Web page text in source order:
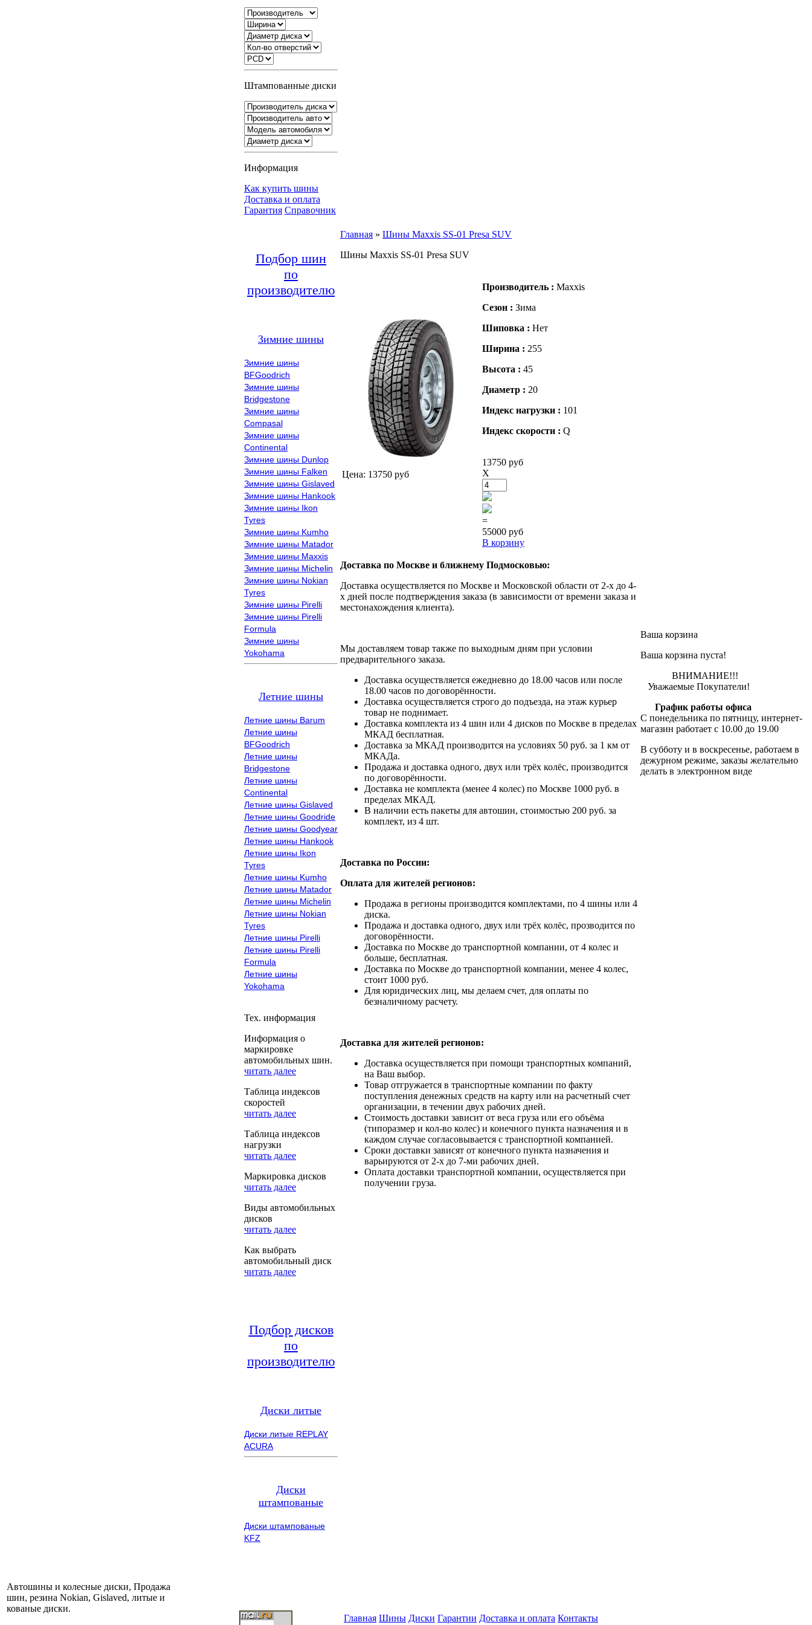
Штампованные диски
Информация
Как купить шины
Доставка и оплата
Гарантия Справочник
Подбор шин
по
производителю
Зимние шины
Зимние шины
BFGoodrich
Зимние шины
Bridgestone
Зимние шины
Compasal
Зимние шины
Continental
Зимние шины Dunlop
Зимние шины Falken
Зимние шины Gislaved
Зимние шины Hankook
Зимние шины Ikon
Tyres
Зимние шины Kumho
Зимние шины Matador
Зимние шины Maxxis
Зимние шины Michelin
Зимние шины Nokian
Tyres
Зимние шины Pirelli
Зимние шины Pirelli
Formula
Зимние шины
Yokohama
Летние шины
Летние шины Barum
Летние шины
BFGoodrich
Летние шины
Bridgestone
Летние шины
Continental
Летние шины Gislaved
Летние шины Goodride
Летние шины Goodyear
Летние шины Hankook
Летние шины Ikon
Tyres
Летние шины Kumho
Летние шины Matador
Летние шины Michelin
Летние шины Nokian
Tyres
Летние шины Pirelli
Летние шины Pirelli
Formula
Летние шины
Yokohama
Тех. информация
Информация о
маркировке
автомобильных шин.
читать далее
Таблица индексов
скоростей
читать далее
Таблица индексов
нагрузки
читать далее
Маркировка дисков
читать далее
Виды автомобильных
дисков
читать далее
Как выбрать
автомобильный диск
читать далее
Подбор дисков
по
производителю
Диски литые
Диски литые REPLAY
ACURA
Диски
штампованые
Диски штампованые
KFZ
Главная » Шины Maxxis SS-01 Presa SUV
Шины Maxxis SS-01 Presa SUV
Цена: 13750 руб
Производитель : Maxxis
Сезон : Зима
Шиповка : Нет
Ширина : 255
Высота : 45
Диаметр : 20
Индекс нагрузки : 101
Индекс скорости : Q
13750 руб
X
=
55000 руб
В корзину
Доставка по Москве и ближнему Подмосковью:
Доставка осуществляется по Москве и Московской области от 2-х до 4-
х дней после подтверждения заказа (в зависимости от времени заказа и
местонахождения клиента).
Мы доставляем товар также по выходным дням при условии
предварительного заказа.
Доставка осуществляется ежедневно до 18.00 часов или после
18.00 часов по договорённости.
Доставка осуществляется строго до подъезда, на этаж курьер
товар не поднимает.
Доставка комплекта из 4 шин или 4 дисков по Москве в пределах
МКАД бесплатная.
Доставка за МКАД производится на условиях 50 руб. за 1 км от
МКАДа.
Продажа и доставка одного, двух или трёх колёс, производится
по договорённости.
Доставка не комплекта (менее 4 колес) по Москве 1000 руб. в
пределах МКАД.
В наличии есть пакеты для автошин, стоимостью 200 руб. за
комплект, из 4 шт.
Доставка по России:
Оплата для жителей регионов:
Продажа в регионы производится комплектами, по 4 шины или 4
диска.
Продажа и доставка одного, двух или трёх колёс, прозводится по
договорённости.
Доставка по Москве до транспортной компании, от 4 колес и
больше, бесплатная.
Доставка по Москве до транспортной компании, менее 4 колес,
стоит 1000 руб.
Для юридических лиц, мы делаем счет, для оплаты по
безналичному расчету.
Доставка для жителей регионов:
Доставка осуществляется при помощи транспортных компаний,
на Ваш выбор.
Товар отгружается в транспортные компании по факту
поступления денежных средств на карту или на расчетный счет
организации, в течении двух рабочих дней.
Стоимость доставки зависит от веса груза или его объёма
(типоразмер и кол-во колес) и конечного пункта назначения и в
каждом случае согласовывается с транспортной компанией.
Сроки доставки зависят от конечного пункта назначения и
варьируются от 2-х до 7-ми рабочих дней.
Оплата доставки транспортной компании, осуществляется при
получении груза.
Ваша корзина
Ваша корзина пуста!
ВНИМАНИЕ!!!
Уважаемые Покупатели!
График работы офиса
С понедельника по пятницу, интернет-
магазин работает с 10.00 до 19.00
В субботу и в воскресенье, работаем в
дежурном режиме, заказы желательно
делать в электронном виде
Автошины и колесные диски, Продажа
шин, резина Nokian, Gislaved, литые и
кованые диски.
Главная Шины Диски Гарантии Доставка и оплата Контакты